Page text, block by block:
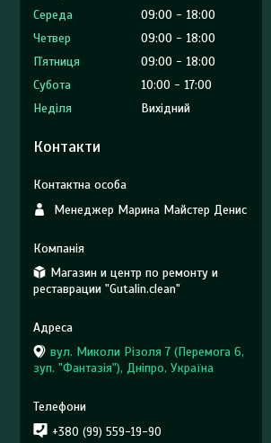
Середа
09:00
18:00
Четвер
09:00
18:00
Пʼятниця
09:00
18:00
Субота
10:00
17:00
Неділя
Вихідний
Контакти
Менеджер Марина Майстер Денис
Магазин и центр по ремонту и
реставрации "Gutalin.clean"
вул. Миколи Різоля 7 (Перемога 6,
зуп. "Фантазія"), Дніпро, Україна
+380 (99) 559-19-90